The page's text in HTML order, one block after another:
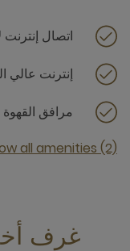
اتصال
إنترنت عالي
مرافق
all amenities (2)
غرف